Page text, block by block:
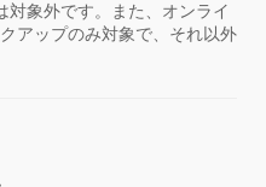
対象外です。また、オンライ
アップのみ対象で、それ以外